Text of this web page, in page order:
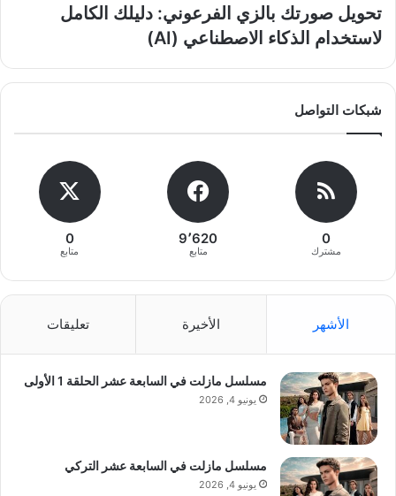
تحويل صورتك بالزي الفرعوني: دليلك الكامل
لاستخدام الذكاء الاصطناعي (AI)
شبكات التواصل
0
مشترك
9٬620
متابع
0
متابع
الأشهر الأخيرة تعليقات
مسلسل مازلت في السابعة عشر الحلقة 1 الأولى
يونيو 4, 2026
مسلسل مازلت في السابعة عشر التركي
يونيو 4, 2026